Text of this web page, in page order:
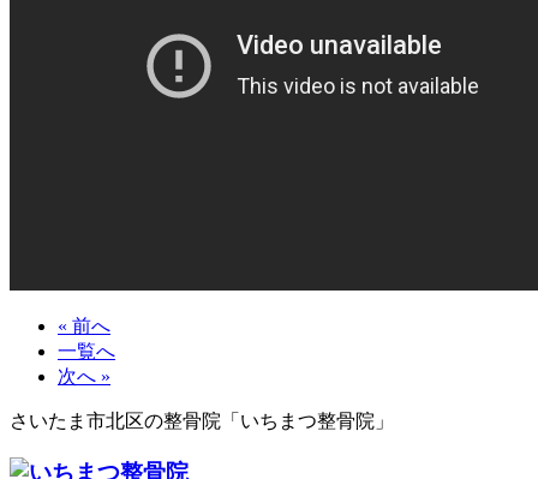
« 前へ
一覧へ
次へ »
さいたま市北区の整骨院「いちまつ整骨院」